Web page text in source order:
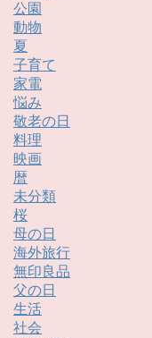
公園
動物
夏
子育て
家電
悩み
敬老の日
料理
映画
暦
未分類
桜
母の日
海外旅行
無印良品
父の日
生活
社会